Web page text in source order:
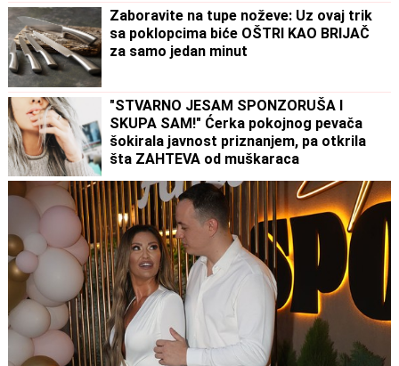
Zaboravite na tupe noževe: Uz ovaj trik
sa poklopcima biće OŠTRI KAO BRIJAČ
za samo jedan minut
"STVARNO JESAM SPONZORUŠA I
SKUPA SAM!" Ćerka pokojnog pevača
šokirala javnost priznanjem, pa otkrila
šta ZAHTEVA od muškaraca